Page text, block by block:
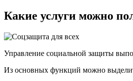
Какие услуги можно
Управление социальной защиты
Из основных функций можно